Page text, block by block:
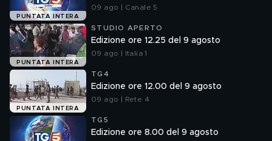
PUNTATA INTERA
09 ago | Canale 5
PUNTATA INTERA
STUDIO APERTO
Edizione ore 12.25 del 9 agosto
09 ago | Italia 1
PUNTATA INTERA
TG4
Edizione ore 12.00 del 9 agosto
09 ago | Rete 4
TG5
Edizione ore 8.00 del 9 agosto